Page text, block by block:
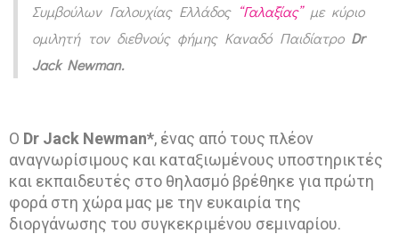
ό
α
ι
β
ί
Συμβούλων Γαλουχίας Ελλάδος “Γαλαξίας”με κύριο
ομιλητή τον διεθνούς φήμης Καναδό Παιδίατρο Dr
Jack Newman.
Ο Dr Jack Newman*, ένας από τους πλέον
αναγνωρίσιμους και καταξιωμένους υποστηρικτές
και εκπαιδευτές στο θηλασμό βρέθηκε για πρώτη
φορά στη χώρα μας με την ευκαιρία της
διοργάνωσης του συγκεκριμένου σεμιναρίου.